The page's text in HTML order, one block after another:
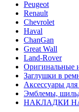
Peugeot
Renault
Chevrolet
Haval
ChanGan
Great Wall
Land-Rover
Оригинальные
Заглушки в
Аксессуары для
Эмблемы,
НАКЛАДКИ НА